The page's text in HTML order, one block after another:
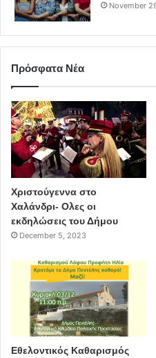
November
Πρόσφατα Νέα
Χριστούγεννα στο
Χαλάνδρι- Ολες οι
εκδηλώσεις του Δήμου
December 5, 2023
Εθελοντικός Καθαρισμός